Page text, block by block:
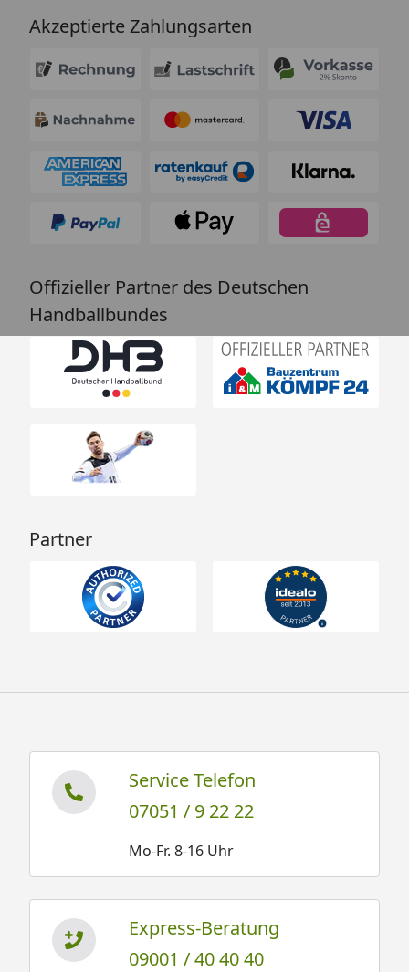
Akzeptierte Zahlungsarten
Offizieller Partner des Deutschen
Handballbundes
Partner
Service Telefon
07051 / 9 22 22
Mo-Fr. 8-16 Uhr
Express-Beratung
09001 / 40 40 40